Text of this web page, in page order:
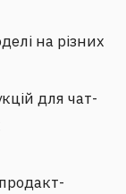
на різних
для чат-